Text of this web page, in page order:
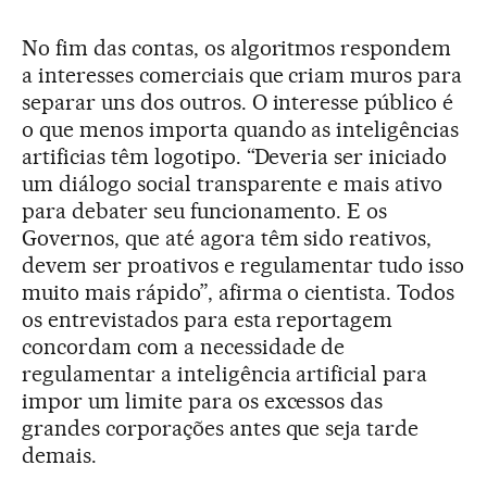
No fim das contas, os algoritmos respondem
a interesses comerciais que criam muros para
separar uns dos outros. O interesse público é
o que menos importa quando as inteligências
artificias têm logotipo. “Deveria ser iniciado
um diálogo social transparente e mais ativo
para debater seu funcionamento. E os
Governos, que até agora têm sido reativos,
devem ser proativos e regulamentar tudo isso
muito mais rápido”, afirma o cientista. Todos
os entrevistados para esta reportagem
concordam com a necessidade de
regulamentar a inteligência artificial para
impor um limite para os excessos das
grandes corporações antes que seja tarde
demais.